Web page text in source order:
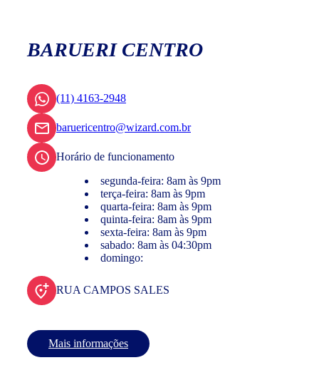
BARUERI CENTRO
(11) 4163-2948
baruericentro@wizard.com.br
Horário de funcionamento
segunda-feira: 8am às 9pm
terça-feira: 8am às 9pm
quarta-feira: 8am às 9pm
quinta-feira: 8am às 9pm
sexta-feira: 8am às 9pm
sabado: 8am às 04:30pm
domingo:
RUA CAMPOS SALES
Mais informações